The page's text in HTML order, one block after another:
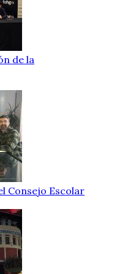
de la
Consejo Escolar